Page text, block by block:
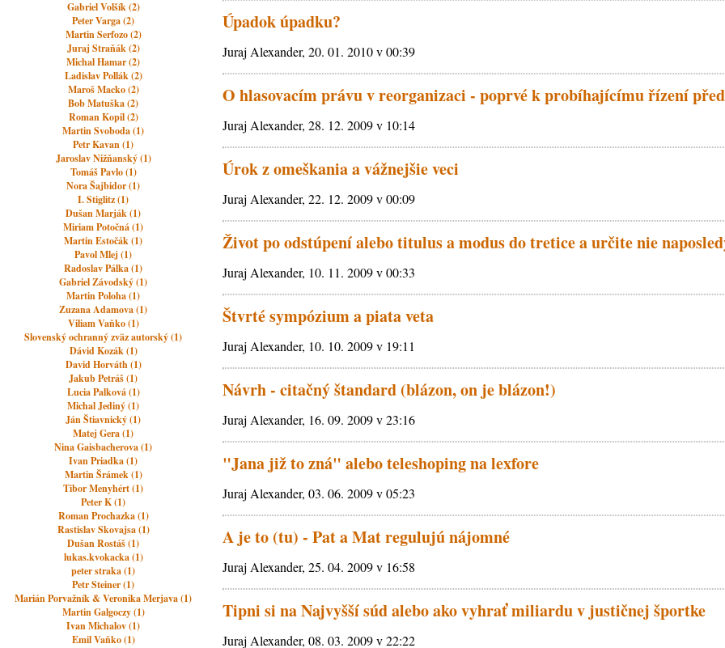
Gabriel Volšík (2)
Peter Varga (2)
Martin Serfozo (2)
Juraj Straňák (2)
Michal Hamar (2)
Ladislav Pollák (2)
Maroš Macko (2)
Bob Matuška (2)
Roman Kopil (2)
Martin Svoboda (1)
Petr Kavan (1)
Jaroslav Nižňanský (1)
Tomáš Pavlo (1)
Nora Šajbidor (1)
I. Stiglitz (1)
Dušan Marják (1)
Miriam Potočná (1)
Martin Estočák (1)
Pavol Mlej (1)
Radoslav Pálka (1)
Gabriel Závodský (1)
Martin Poloha (1)
Zuzana Adamova (1)
Viliam Vaňko (1)
Slovenský ochranný zväz autorský (1)
Dávid Kozák (1)
David Horváth (1)
Jakub Petráš (1)
Lucia Palková (1)
Michal Jediný (1)
Ján Štiavnický (1)
Matej Gera (1)
Nina Gaisbacherova (1)
Ivan Priadka (1)
Martin Šrámek (1)
Tibor Menyhért (1)
Peter K (1)
Roman Prochazka (1)
Rastislav Skovajsa (1)
Dušan Rostáš (1)
lukas.kvokacka (1)
peter straka (1)
Petr Steiner (1)
Marián Porvažník & Veronika Merjava (1)
Martin Galgoczy (1)
Ivan Michalov (1)
Emil Vaňko (1)
Úpadok úpadku?
Juraj Alexander, 20. 01. 2010 v 00:39
O hlasovacím právu v reorganizaci - poprvé k probíhajícímu řízení
Juraj Alexander, 28. 12. 2009 v 10:14
Úrok z omeškania a vážnejšie veci
Juraj Alexander, 22. 12. 2009 v 00:09
Život po odstúpení alebo titulus a modus do tretice a určite nie
Juraj Alexander, 10. 11. 2009 v 00:33
Štvrté sympózium a piata veta
Juraj Alexander, 10. 10. 2009 v 19:11
Návrh - citačný štandard (blázon, on je blázon!)
Juraj Alexander, 16. 09. 2009 v 23:16
"Jana již to zná" alebo teleshoping na lexfore
Juraj Alexander, 03. 06. 2009 v 05:23
A je to (tu) - Pat a Mat regulujú nájomné
Juraj Alexander, 25. 04. 2009 v 16:58
Tipni si na Najvyšší súd alebo ako vyhrať miliardu v justičnej športke
Juraj Alexander, 08. 03. 2009 v 22:22